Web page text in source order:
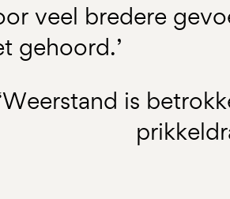
veel bredere
gehoord.’
is